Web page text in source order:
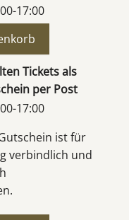
17:00
Tickets als
per Post
17:00
ist für
verbindlich und